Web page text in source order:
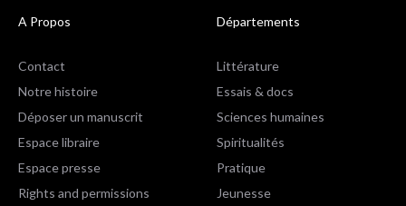
A Propos
Contact
Notre histoire
Déposer un manuscrit
Espace libraire
Espace presse
Rights and permissions
Départements
Littérature
Essais & docs
Sciences humaines
Spiritualités
Pratique
Jeunesse